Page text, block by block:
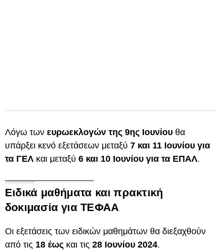
Λόγω των ευρωεκλογών της 9ης Ιουνίου θα
υπάρξει κενό εξετάσεων μεταξύ 7 και 11 Ιουνίου για
τα ΓΕΛ και μεταξύ 6 και 10 Ιουνίου για τα ΕΠΑΛ.
Ειδικά μαθήματα και πρακτική
δοκιμασία για ΤΕΦΑΑ
Οι εξετάσεις των ειδικών μαθημάτων θα διεξαχθούν
από τις 18 έως και τις 28 Ιουνίου 2024.